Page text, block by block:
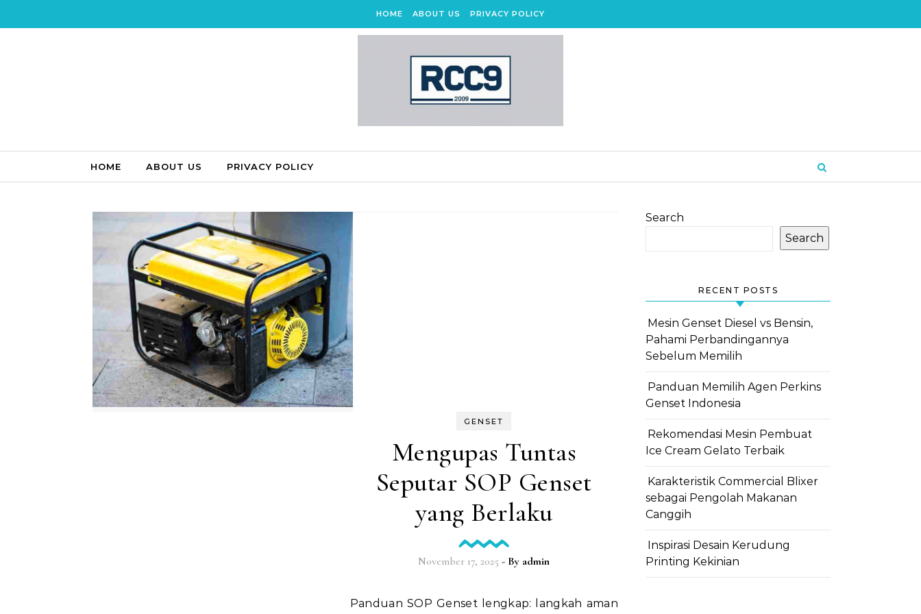
HOME ABOUT US PRIVACY POLICY
HOME ABOUT US PRIVACY POLICY
GENSET
Mengupas Tuntas
Seputar SOP Genset
yang Berlaku
November 17, 2025 - By admin
Panduan SOP Genset lengkap: langkah aman
Search
Search
RECENT POSTS
Mesin Genset Diesel vs Bensin,
Pahami Perbandingannya
Sebelum Memilih
Panduan Memilih Agen Perkins
Genset Indonesia
Rekomendasi Mesin Pembuat
Ice Cream Gelato Terbaik
Karakteristik Commercial Blixer
sebagai Pengolah Makanan
Canggih
Inspirasi Desain Kerudung
Printing Kekinian